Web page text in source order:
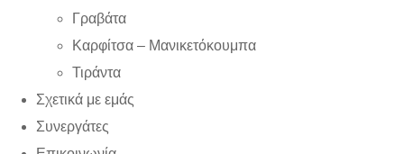
Γραβάτα
Καρφίτσα – Μανικετόκουμπα
Τιράντα
Σχετικά με εμάς
Συνεργάτες